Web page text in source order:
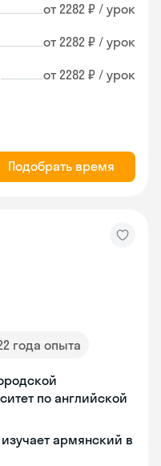
от 2282 ₽ / урок
от 2282 ₽ / урок
от 2282 ₽ / урок
Подобрать время
года опыта
по английской
армянский в